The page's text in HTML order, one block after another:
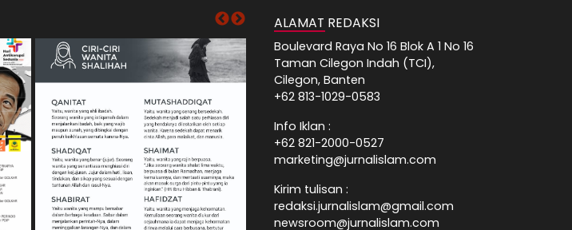
ALAMAT REDAKSI
Boulevard Raya No 16 Blok A 1 No 16
Taman Cilegon Indah (TCI),
Cilegon, Banten
+62 813-1029-0583
Info Iklan :
+62 821-2000-0527
marketing@jurnalislam.com
Kirim tulisan :
redaksi.jurnalislam@gmail.com
newsroom@jurnalislam.com